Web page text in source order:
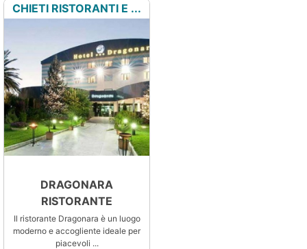
CHIETI RISTORANTI E ...
DRAGONARA
RISTORANTE
Il ristorante Dragonara è un luogo
moderno e accogliente ideale per
piacevoli ...